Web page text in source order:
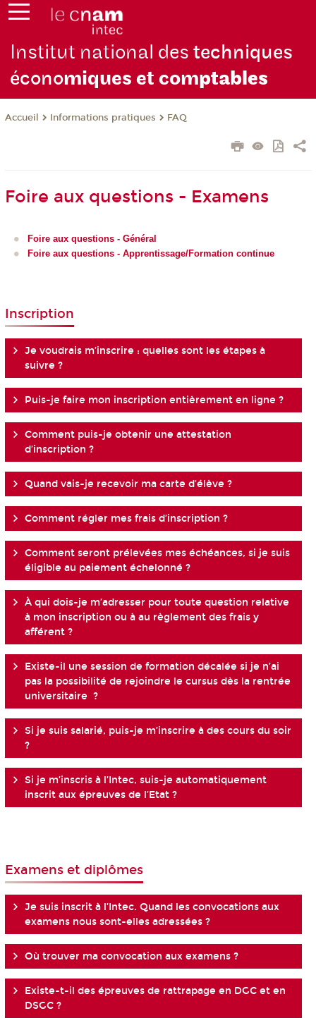
Institut national destechniques
économiques et comptables
Accueil Informations pratiques FAQ
Foire aux questions - Examens
Foire aux questions - Général
Foire aux questions - Apprentissage/Formation continue
Inscription
Je voudrais m’inscrire : quelles sont les étapes à
suivre ?
Puis-je faire mon inscription entièrement en ligne ?
Comment puis-je obtenir une attestation
d’inscription ?
Quand vais-je recevoir ma carte d’élève ?
Comment régler mes frais d’inscription ?
Comment seront prélevées mes échéances, si je suis
éligible au paiement échelonné ?
À qui dois-je m’adresser pour toute question relative
à mon inscription ou à au règlement des frais y
afférent ?
Existe-il une session de formation décalée si je n’ai
pas la possibilité de rejoindre le cursus dès la rentrée
universitaire ?
Si je suis salarié, puis-je m’inscrire à des cours du soir
?
Si je m’inscris à l’Intec, suis-je automatiquement
inscrit aux épreuves de l’Etat ?
Examens et diplômes
Je suis inscrit à l’Intec. Quand les convocations aux
examens nous sont-elles adressées ?
Où trouver ma convocation aux examens ?
Existe-t-il des épreuves de rattrapage en DGC et en
DSGC ?